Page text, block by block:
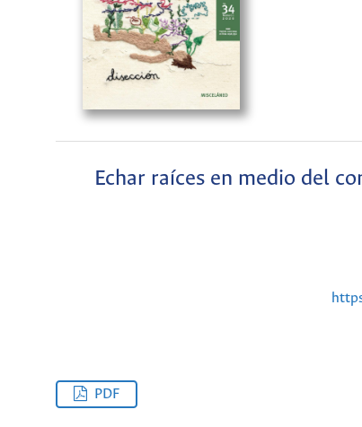
Echar raíces en medio del
PDF